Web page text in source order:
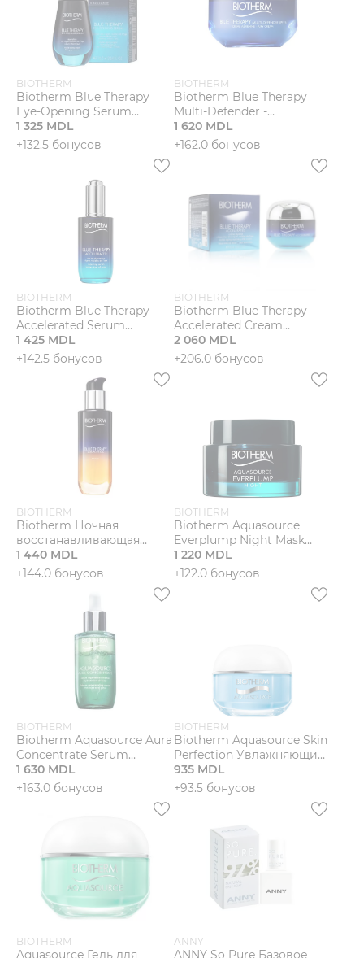
BIOTHERM
Biotherm Blue Therapy
Eye-Opening Serum
Сыворотка для области
вокруг глаз
1 325 MDL
+132.5 бонусов
BIOTHERM
Biotherm Blue Therapy
Multi-Defender -
Увлажняющие средства
и средства для сухой
1 620 MDL
+162.0 бонусов
BIOTHERM
Biotherm Blue Therapy
Accelerated Serum
Антивозрастная
сыворотка
1 425 MDL
+142.5 бонусов
BIOTHERM
Biotherm Blue Therapy
Accelerated Cream
Шелковистый крем для
лица "Ускоренное
восстановление"
2 060 MDL
+206.0 бонусов
BIOTHERM
Biotherm Ночная
восстанавливающая
сыворотка для лица
1 440 MDL
+144.0 бонусов
BIOTHERM
Biotherm Aquasource
Everplump Night Mask
Ночная маска для лица
1 220 MDL
+122.0 бонусов
BIOTHERM
Biotherm Aquasource Aura
Concentrate Serum
Двухфазная сыворотка
для лица
1 630 MDL
+163.0 бонусов
BIOTHERM
Biotherm Aquasource Skin
Perfection Увлажняющий
крем
935 MDL
+93.5 бонусов
BIOTHERM
Aquasource Гель для
ANNY
ANNY So Pure Базовое